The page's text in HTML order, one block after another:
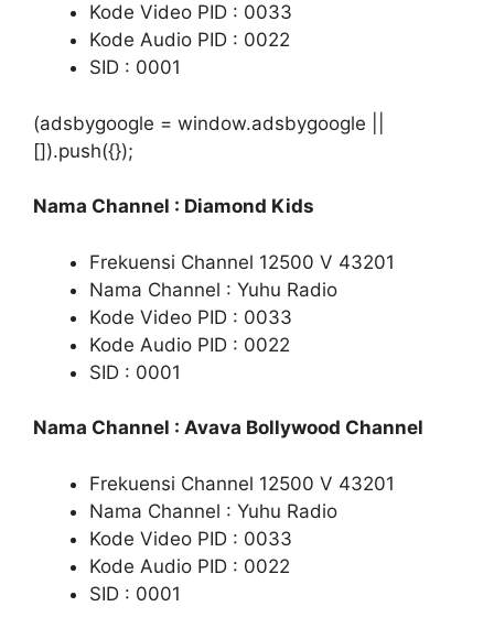
Kode Video PID : 0033
Kode Audio PID : 0022
SID : 0001
(adsbygoogle = window.adsbygoogle ||
[]).push({});
Nama Channel : Diamond Kids
Frekuensi Channel 12500 V 43201
Nama Channel : Yuhu Radio
Kode Video PID : 0033
Kode Audio PID : 0022
SID : 0001
Nama Channel : Avava Bollywood Channel
Frekuensi Channel 12500 V 43201
Nama Channel : Yuhu Radio
Kode Video PID : 0033
Kode Audio PID : 0022
SID : 0001